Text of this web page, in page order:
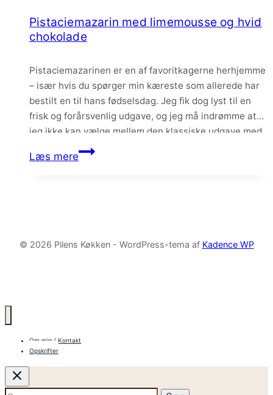
chokoladecremeux
Pistaciemazarin med limemousse og hvid
chokolade
Pistaciemazarinen er en af favoritkagerne herhjemme
– især hvis du spørger min kæreste som allerede har
bestilt en til hans fødselsdag. Jeg fik dog lyst til en
frisk og forårsvenlig udgave, og jeg må indrømme at
jeg ikke kan vælge mellem den klassiske udgave med
chokoladeganache og denne forårsfine og syrlige
udgave med limemousse og…
Læs merePistaciemazarin
© 2026 Pilens Køkken - WordPress-tema af Kadence WP
Om mig / Kontakt
Opskrifter